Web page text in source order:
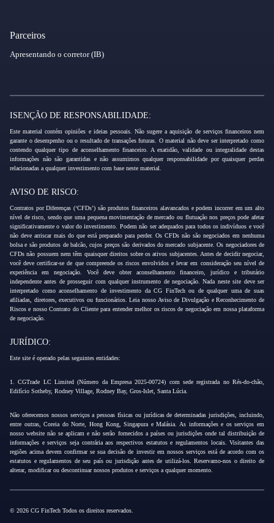
Parceiros
Apresentando o corretor (IB)
ISENÇÃO DE RESPONSABILIDADE:
Este material contém opiniões e ideias pessoais. Não sugere a aquisição de serviços financeiros nem
garante o desempenho ou o resultado de transações futuras. O material não deve ser interpretado como
contendo qualquer tipo de aconselhamento financeiro. A exatidão, validade ou integralidade destas
informações não são garantidas e não assumimos qualquer responsabilidade por quaisquer perdas
relacionadas a qualquer investimento com base neste material.
AVISO DE RISCO:
Contratos por Diferenças (‘CFDs’) são produtos financeiros alavancados e podem incorrer em um alto
nível de risco, sendo que uma pequena movimentação de mercado ou flutuação nos preços pode afetar
significativamente o valor do investimento. Podem não ser adequados para todos os indivíduos e você
não deve arriscar mais do que está preparado para perder. Os CFDs não são negociados em nenhuma
bolsa e são produtos de balcão, cujos preços são derivados do mercado subjacente. Os negociadores de
CFDs não possuem nem têm quaisquer direitos sobre os ativos subjacentes. Antes de decidir negociar,
você deve certificar-se de que compreende os riscos envolvidos e levar em consideração seu nível de
experiência em negociação. Você deve obter aconselhamento financeiro, jurídico e tributário
independente antes de prosseguir com qualquer instrumento de negociação. Nada neste site deve ser
interpretado como aconselhamento de investimento da CG FinTech ou de qualquer uma de suas
afiliadas, diretores, executivos ou funcionários. Leia nosso Aviso de Divulgação e Reconhecimento de
Riscos e nosso Contrato do Cliente para entender melhor os riscos de negociação em nossa plataforma
de negociação.
JURÍDICO:
Este site é operado pelas seguintes entidades:
1. CGTrade LC Limited (Número da Empresa 2025-00724) com sede registrada no Rés-do-chão,
Edifício Sotheby, Rodney Village, Rodney Bay, Gros-Islet, Santa Lúcia.
Não oferecemos nossos serviços a pessoas físicas ou jurídicas de determinadas jurisdições, incluindo,
entre outras, Coreia do Norte, Hong Kong, Singapura e Malásia. As informações e os serviços em
nosso website não se aplicam e não serão fornecidos a países ou jurisdições onde tal distribuição de
informações e serviços seja contrária aos respectivos estatutos e regulamentos locais. Visitantes das
regiões acima devem confirmar se sua decisão de investir em nossos serviços está de acordo com os
estatutos e regulamentos de seu país ou jurisdição antes de utilizá-los. Reservamo-nos o direito de
alterar, modificar ou descontinuar nossos produtos e serviços a qualquer momento.
© 2026 CG FinTech Todos os direitos reservados.